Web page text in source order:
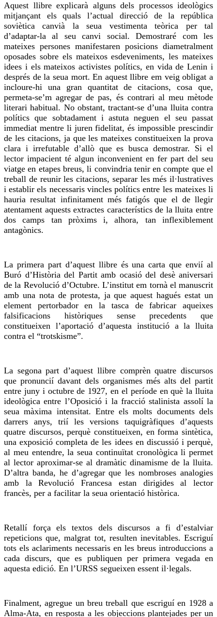
Aquest llibre explicarà alguns dels processos ideològics
mitjançant els quals l’actual direcció de la república
soviètica canvià la seua vestimenta teòrica per tal
d’adaptar-la al seu canvi social. Demostraré com les
mateixes persones manifestaren posicions diametralment
oposades sobre els mateixos esdeveniments, les mateixes
idees i els mateixos activistes polítics, en vida de Lenin i
després de la seua mort. En aquest llibre em veig obligat a
incloure-hi una gran quantitat de citacions, cosa que,
permeta-se’m agregar de pas, és contrari al meu mètode
literari habitual. No obstant, tractant-se d’una lluita contra
polítics que sobtadament i astuta neguen el seu passat
immediat mentre li juren fidelitat, és impossible prescindir
de les citacions, ja que les mateixes constitueixen la prova
clara i irrefutable d’allò que es busca demostrar. Si el
lector impacient té algun inconvenient en fer part del seu
viatge en etapes breus, li convindria tenir en compte que el
treball de reunir les citacions, separar les més il·lustratives
i establir els necessaris vincles polítics entre les mateixes li
hauria resultat infinitament més fatigós que el de llegir
atentament aquests extractes característics de la lluita entre
dos camps tan pròxims i, alhora, tan inflexiblement
antagònics.
La primera part d’aquest llibre és una carta que envií al
Buró d’Història del Partit amb ocasió del desè aniversari
de la Revolució d’Octubre. L’institut em tornà el manuscrit
amb una nota de protesta, ja que aquest hagués estat un
element pertorbador en la tasca de fabricar aqueixes
falsificacions històriques sense precedents que
constitueixen l’aportació d’aquesta institució a la lluita
contra el “trotskisme”.
La segona part d’aquest llibre comprèn quatre discursos
que pronuncií davant dels organismes més alts del partit
entre juny i octubre de 1927, en el període en què la lluita
ideològica entre l’Oposició i la fracció stalinista assolí la
seua màxima intensitat. Entre els molts documents dels
darrers anys, trií les versions taquigràfiques d’aquests
quatre discursos, perquè constitueixen, en forma sintètica,
una exposició completa de les idees en discussió i perquè,
al meu entendre, la seua continuïtat cronològica li permet
al lector aproximar-se al dramàtic dinamisme de la lluita.
D’altra banda, he d’agregar que les nombroses analogies
amb la Revolució Francesa estan dirigides al lector
francès, per a facilitar la seua orientació històrica.
Retallí força els textos dels discursos a fi d’estalviar
repeticions que, malgrat tot, resulten inevitables. Escriguí
tots els aclariments necessaris en les breus introduccions a
cada discurs, que es publiquen per primera vegada en
aquesta edició. En l’URSS segueixen essent il·legals.
Finalment, agregue un breu treball que escriguí en 1928 a
Alma-Ata, en resposta a les objeccions plantejades per un